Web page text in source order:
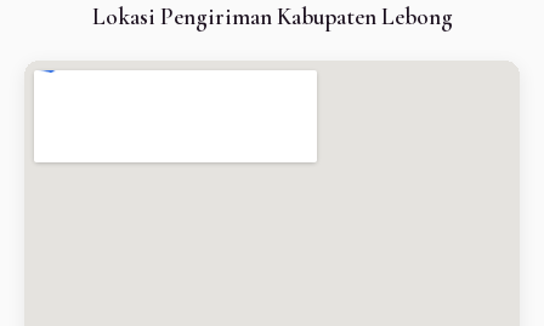
Lokasi Pengiriman Kabupaten Lebong